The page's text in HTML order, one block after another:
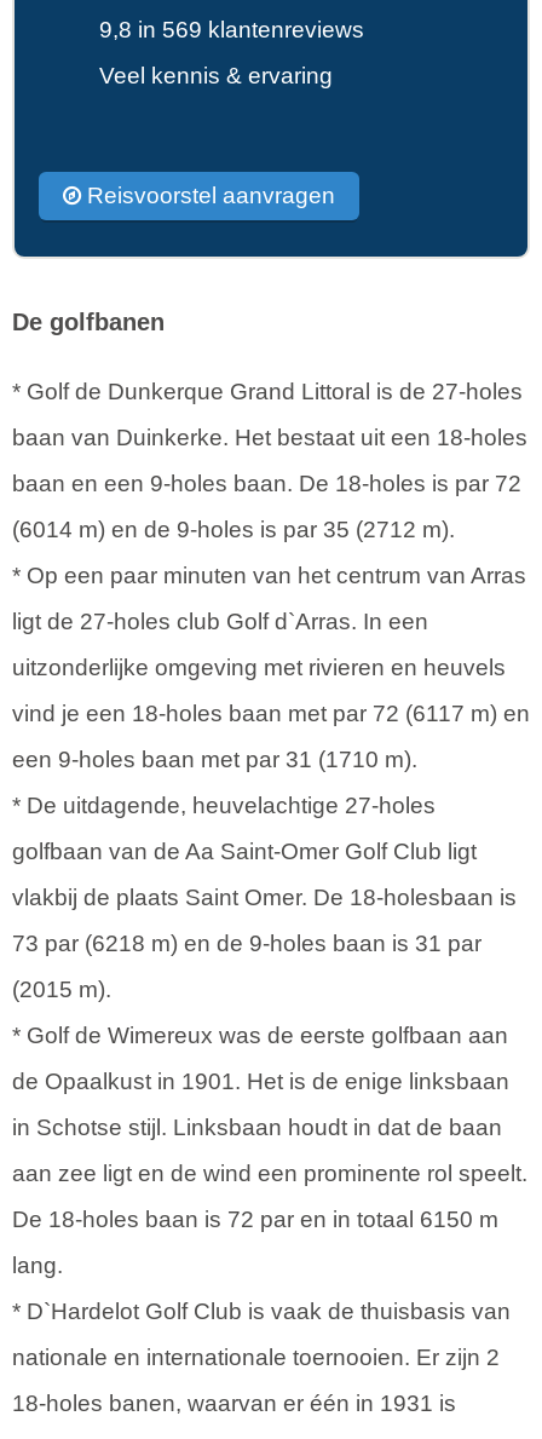
9,8 in 569 klantenreviews
Veel kennis & ervaring
Reisvoorstel aanvragen
De golfbanen
* Golf de Dunkerque Grand Littoral is de 27-holes
baan van Duinkerke. Het bestaat uit een 18-holes
baan en een 9-holes baan. De 18-holes is par 72
(6014 m) en de 9-holes is par 35 (2712 m).
* Op een paar minuten van het centrum van Arras
ligt de 27-holes club Golf d`Arras. In een
uitzonderlijke omgeving met rivieren en heuvels
vind je een 18-holes baan met par 72 (6117 m) en
een 9-holes baan met par 31 (1710 m).
* De uitdagende, heuvelachtige 27-holes
golfbaan van de Aa Saint-Omer Golf Club ligt
vlakbij de plaats Saint Omer. De 18-holesbaan is
73 par (6218 m) en de 9-holes baan is 31 par
(2015 m).
* Golf de Wimereux was de eerste golfbaan aan
de Opaalkust in 1901. Het is de enige linksbaan
in Schotse stijl. Linksbaan houdt in dat de baan
aan zee ligt en de wind een prominente rol speelt.
De 18-holes baan is 72 par en in totaal 6150 m
lang.
* D`Hardelot Golf Club is vaak de thuisbasis van
nationale en internationale toernooien. Er zijn 2
18-holes banen, waarvan er één in 1931 is